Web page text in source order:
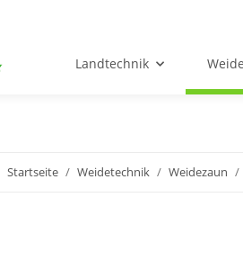
Landtechnik
Startseite Weidetechnik Weidezaun